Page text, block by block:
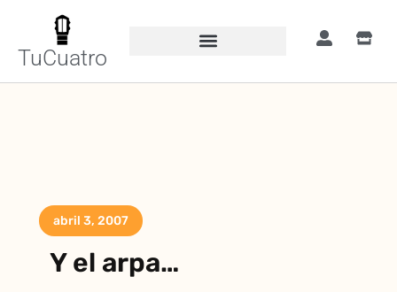
TuCuatro
abril 3, 2007
Y el arpa…